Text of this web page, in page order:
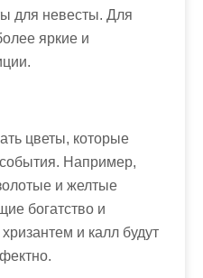
для невесты. Для
яркие и
цветы, которые
события. Например,
и желтые
богатство и
и калл будут